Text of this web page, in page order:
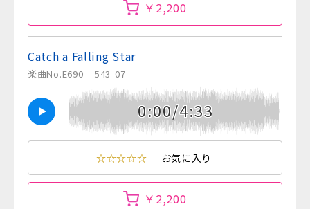
￥2,200
Catch a Falling Star
楽曲No.E690 543-07
0:00/4:33
☆☆☆☆☆ お気に入り
￥2,200